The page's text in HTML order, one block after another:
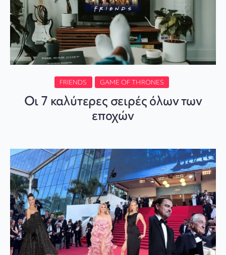
FRIENDS GAME OF THRONES
Οι 7 καλύτερες σειρές όλων των
εποχών